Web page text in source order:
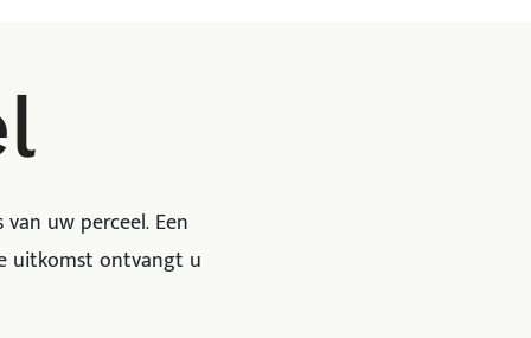
uw perceel. Een
uitkomst ontvangt u